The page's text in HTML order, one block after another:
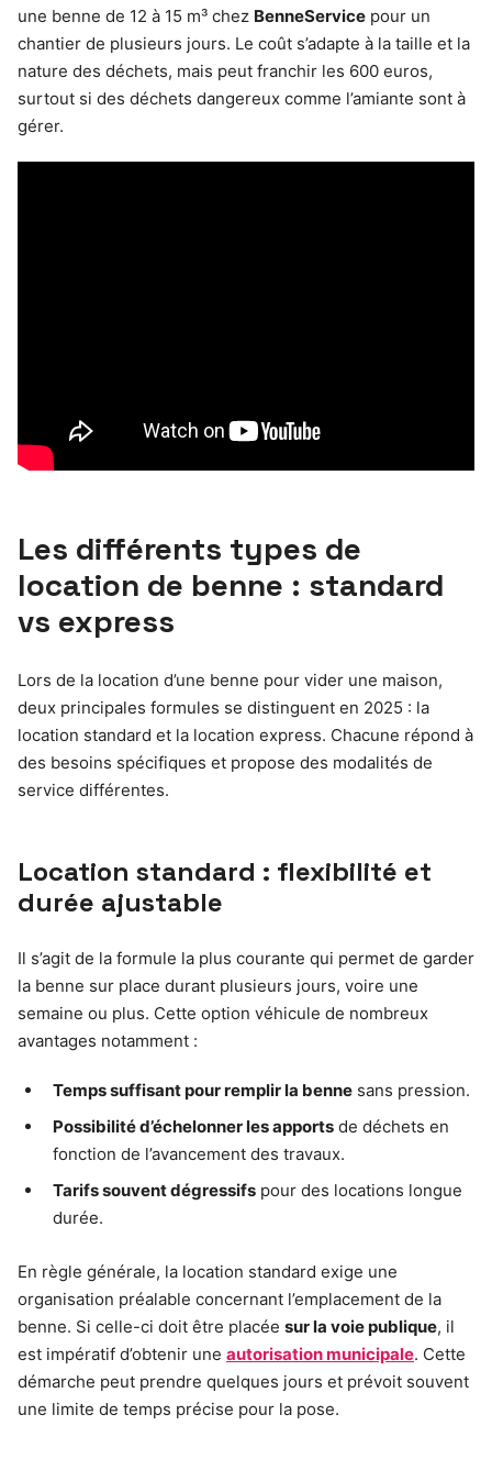
une benne de 12 à 15 m³ chez BenneService pour un
chantier de plusieurs jours. Le coût s’adapte à la taille et la
nature des déchets, mais peut franchir les 600 euros,
surtout si des déchets dangereux comme l’amiante sont à
gérer.
Les différents types de
location de benne : standard
vs express
Lors de la location d’une benne pour vider une maison,
deux principales formules se distinguent en 2025 : la
location standard et la location express. Chacune répond à
des besoins spécifiques et propose des modalités de
service différentes.
Location standard : flexibilité et
durée ajustable
Il s’agit de la formule la plus courante qui permet de garder
la benne sur place durant plusieurs jours, voire une
semaine ou plus. Cette option véhicule de nombreux
avantages notamment :
Temps suffisant pour remplir la benne sans pression.
Possibilité d’échelonner les apports de déchets en
fonction de l’avancement des travaux.
Tarifs souvent dégressifs pour des locations longue
durée.
En règle générale, la location standard exige une
organisation préalable concernant l’emplacement de la
benne. Si celle-ci doit être placée sur la voie publique, il
est impératif d’obtenir une autorisation municipale. Cette
démarche peut prendre quelques jours et prévoit souvent
une limite de temps précise pour la pose.